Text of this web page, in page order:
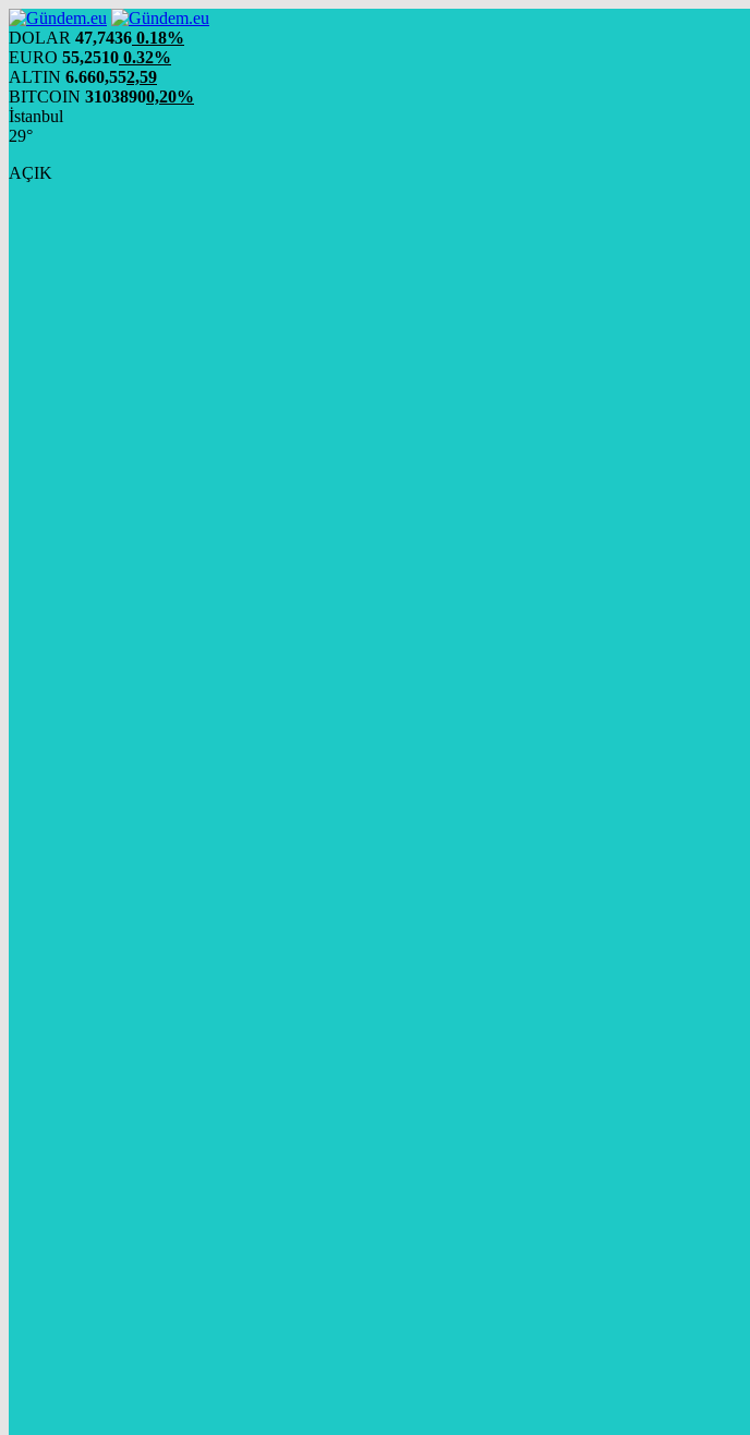
DOLAR 47,7436 0.18%
EURO 55,2510 0.32%
ALTIN 6.660,552,59
BITCOIN 31038900,20%
İstanbul
29°
AÇIK